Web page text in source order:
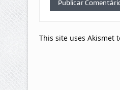
This site uses Akismet